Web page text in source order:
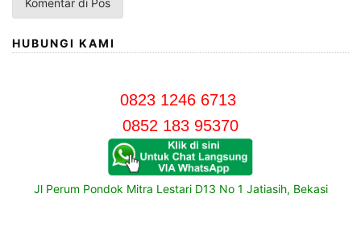
HUBUNGI KAMI
0823 1246 6713
0852 183 95370
Jl Perum Pondok Mitra Lestari D13 No 1 Jatiasih, Bekasi